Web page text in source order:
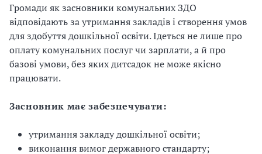
Громади як засновники комунальних ЗДО
відповідають за утримання закладів і створення умов
для здобуття дошкільної освіти. Ідеться не лише про
оплату комунальних послуг чи зарплати, а й про
базові умови, без яких дитсадок не може якісно
працювати.
Засновник має забезпечувати:
утримання закладу дошкільної освіти;
виконання вимог державного стандарту;